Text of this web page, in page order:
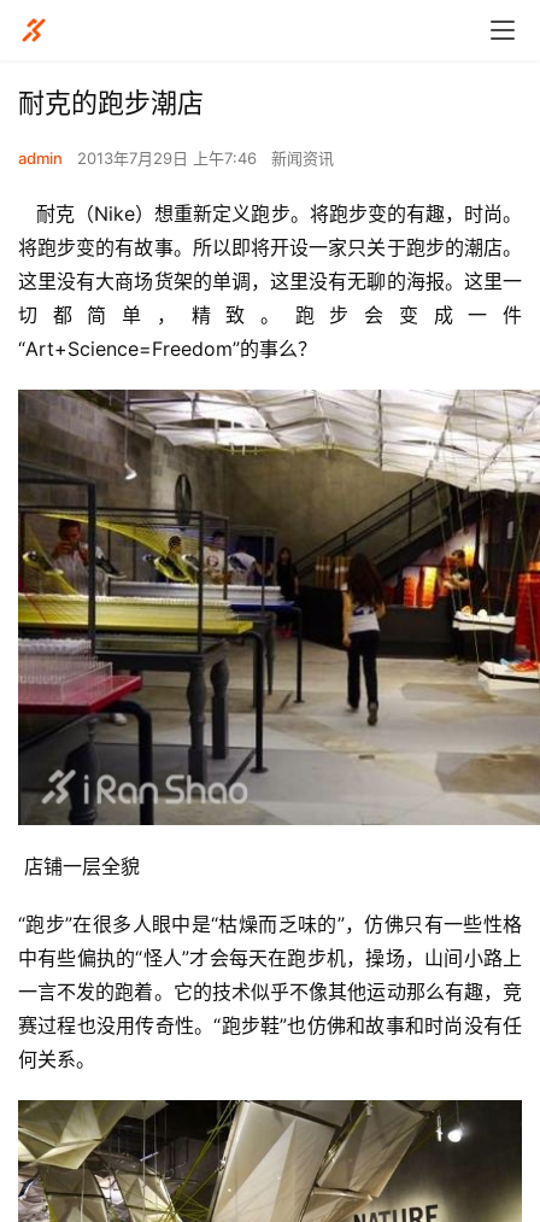
耐克的跑步潮店
admin 2013年7月29日 上午7:46 新闻资讯
   耐克（Nike）想重新定义跑步。将跑步变的有趣，时尚。
将跑步变的有故事。所以即将开设一家只关于跑步的潮店。
这里没有大商场货架的单调，这里没有无聊的海报。这里一
切都简单，精致。跑步会变成一件
“Art+Science=Freedom”的事么？
店铺一层全貌
“跑步”在很多人眼中是“枯燥而乏味的”，仿佛只有一些性格
中有些偏执的“怪人”才会每天在跑步机，操场，山间小路上
一言不发的跑着。它的技术似乎不像其他运动那么有趣，竞
赛过程也没用传奇性。“跑步鞋”也仿佛和故事和时尚没有任
何关系。